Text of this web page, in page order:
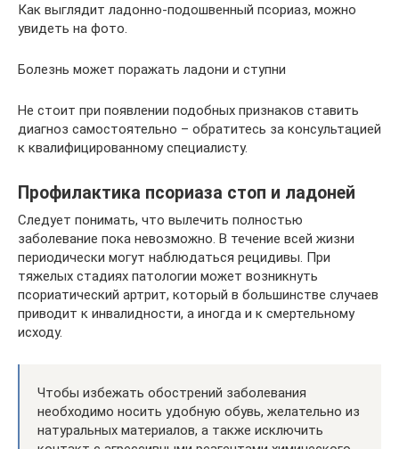
Как выглядит ладонно-подошвенный псориаз, можно
увидеть на фото.
Болезнь может поражать ладони и ступни
Не стоит при появлении подобных признаков ставить
диагноз самостоятельно – обратитесь за консультацией
к квалифицированному специалисту.
Профилактика псориаза стоп и ладоней
Следует понимать, что вылечить полностью
заболевание пока невозможно. В течение всей жизни
периодически могут наблюдаться рецидивы. При
тяжелых стадиях патологии может возникнуть
псориатический артрит, который в большинстве случаев
приводит к инвалидности, а иногда и к смертельному
исходу.
Чтобы избежать обострений заболевания
необходимо носить удобную обувь, желательно из
натуральных материалов, а также исключить